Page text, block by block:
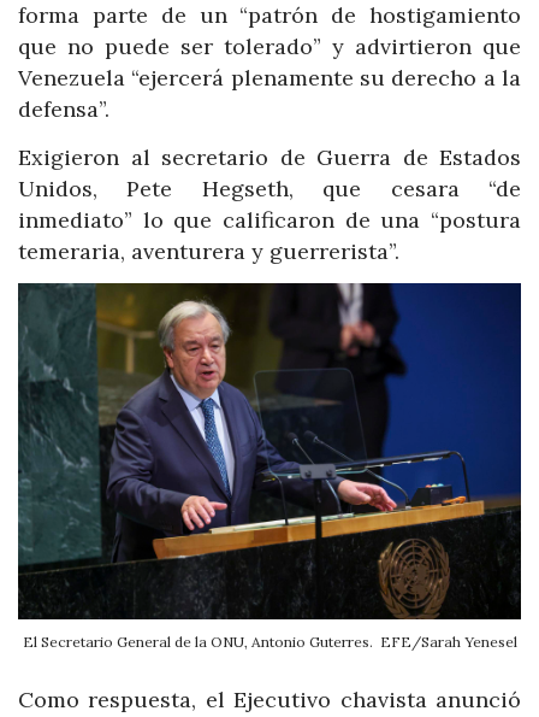
forma parte de un “patrón de hostigamiento
que no puede ser tolerado” y advirtieron que
Venezuela “ejercerá plenamente su derecho a la
defensa”.
Exigieron al secretario de Guerra de Estados
Unidos, Pete Hegseth, que cesara “de
inmediato” lo que calificaron de una “postura
temeraria, aventurera y guerrerista”.
El Secretario General de la ONU, Antonio Guterres. EFE/Sarah Yenesel
Como respuesta, el Ejecutivo chavista anunció